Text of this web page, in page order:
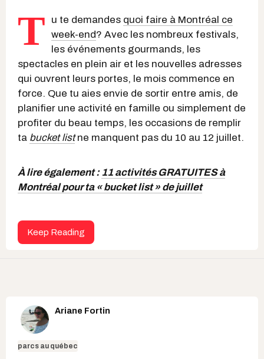
T u te demandes quoi faire à Montréal ce
week-end? Avec les nombreux festivals,
les événements gourmands, les
spectacles en plein air et les nouvelles adresses
qui ouvrent leurs portes, le mois commence en
force. Que tu aies envie de sortir entre amis, de
planifier une activité en famille ou simplement de
profiter du beau temps, les occasions de remplir
ta bucket list ne manquent pas du 10 au 12 juillet.
À lire également :11 activités GRATUITES à
Montréal pour ta « bucket list » de juillet
Keep Reading
Ariane Fortin
parcs au québec